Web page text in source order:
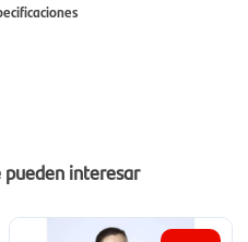
interesar